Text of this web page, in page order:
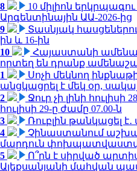
8
10 միլիոն
Արգենտինային ԱԱ-2026-ից
9
Տասնյակ հասցեներում
ին և 16-ին
10
Հայաստանի
որտեղ են դրանք
1
Սոչի մեկնող
անցկացրել է մեկ օր,
2
Ջուր չի լինի հուլիսի
հուլիսի 29-ը ժամը 07.00-ն
3
Ռուբլին թանկացել
4
Չինաստանում
մարդուն
5
Ո՞րն է սիրված
Ալեքսանյանի մահվան